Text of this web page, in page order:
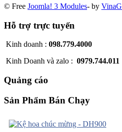
© Free Joomla! 3 Modules- by
Hỗ trợ trực tuyến
Kinh doanh : 098.779.4000
Kinh Doanh và zalo : 0979.744.011
Quảng cáo
Sản Phẩm Bán Chạy